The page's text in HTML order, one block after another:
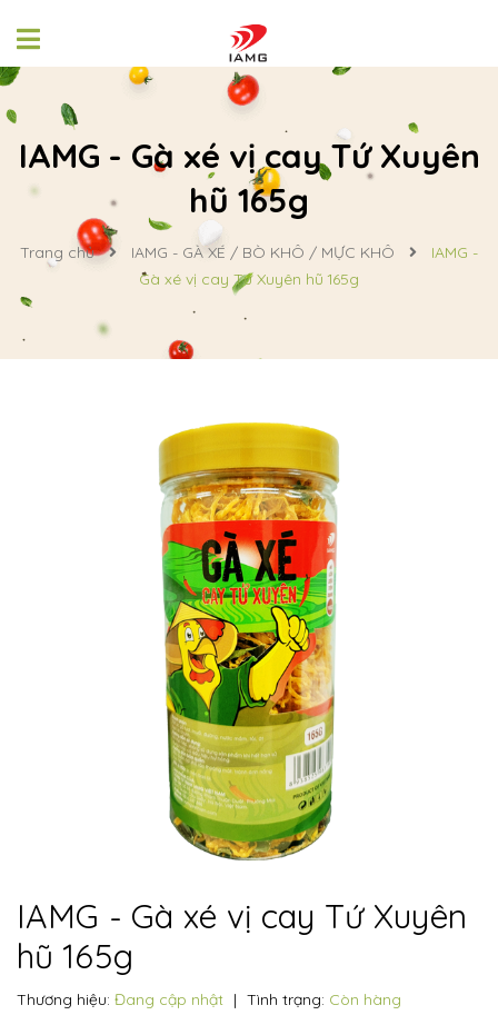
IAMG - Gà xé vị cay Tứ Xuyên
hũ 165g
Trang chủ IAMG - GÀ XÉ / BÒ KHÔ / MỰC KHÔ
IAMG -
Gà xé vị cay Tứ Xuyên hũ 165g
IAMG - Gà xé vị cay Tứ Xuyên
hũ 165g
Thương hiệu: Đang cập nhật | Tình trạng: Còn hàng